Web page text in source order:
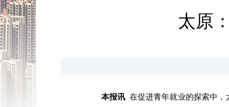
太原
本报讯 在促进青年就业的探索中，